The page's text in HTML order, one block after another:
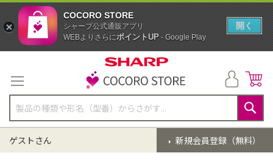
テ
ン
ツ
に
ス
キ
ッ
検
索
新規会員登録（無料）
ゲストさん
COCORO STORE
シャープ公式通販アプリ
WEBよりさらにポイントUP- Google Play
開く